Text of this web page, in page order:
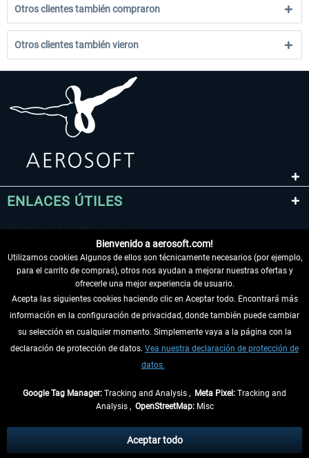
Otros clientes también compraron
Otros clientes también vieron
ENLACES ÚTILES
DESISTIR DEL CONTRATO
INFORMACIÓN
tasas de recepción si no se describe lo contrario
** De aplicación a envíos dentro de Alemania. Los plazos de envío para los
Bienvenido a aerosoft.com!
Utilizamos cookies Algunos de ellos son técnicamente necesarios (por ejemplo,
para el carrito de compras), otros nos ayudan a mejorar nuestras ofertas y
ofrecerle una mejor experiencia de usuario.
Acepta las siguientes cookies haciendo clic en Aceptar todo. Encontrará más
información en la configuración de privacidad, donde también puede cambiar
su selección en cualquier momento. Simplemente vaya a la página con la
declaración de protección de datos. Vea nuestra declaración de protección de
datos.
Google Tag Manager: Tracking and Analysis , Meta Pixel: Tracking and
Analysis , OpenStreetMap:Misc
Aceptar todo